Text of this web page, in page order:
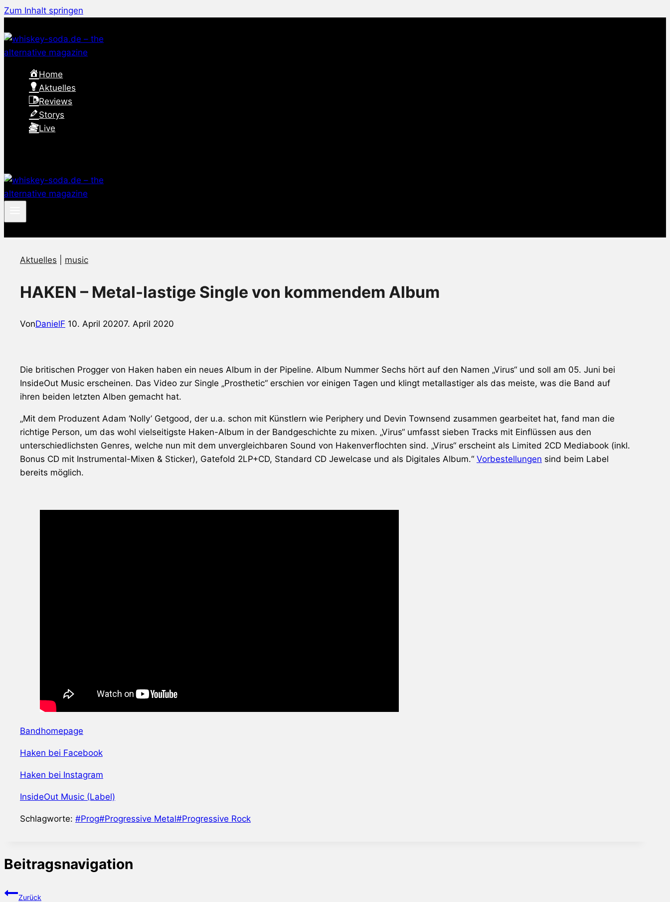
Zum Inhalt springen
Home
Aktuelles
Reviews
Storys
Live
Aktuelles music
HAKEN – Metal-lastige Single von kommendem Album
VonDanielF 10. April 20207. April 2020
Die britischen Progger von Haken haben ein neues Album in der Pipeline. Album Nummer Sechs hört auf den Namen „Virus“ und soll am 05. Juni bei
InsideOut Music erscheinen. Das Video zur Single „Prosthetic“ erschien vor einigen Tagen und klingt metallastiger als das meiste, was die Band auf
ihren beiden letzten Alben gemacht hat.
„Mit dem Produzent Adam ‘Nolly’ Getgood, der u.a. schon mit Künstlern wie Periphery und Devin Townsend zusammen gearbeitet hat, fand man die
richtige Person, um das wohl vielseitigste Haken-Album in der Bandgeschichte zu mixen. „Virus“ umfasst sieben Tracks mit Einflüssen aus den
unterschiedlichsten Genres, welche nun mit dem unvergleichbaren Sound von Hakenverflochten sind. „Virus“ erscheint als Limited 2CD Mediabook (inkl.
Bonus CD mit Instrumental-Mixen & Sticker), Gatefold 2LP+CD, Standard CD Jewelcase und als Digitales Album.“ Vorbestellungen sind beim Label
bereits möglich.
Bandhomepage
Haken bei Facebook
Haken bei Instagram
InsideOut Music (Label)
Schlagworte: #Prog#Progressive Metal#Progressive Rock
Beitragsnavigation
Zurück